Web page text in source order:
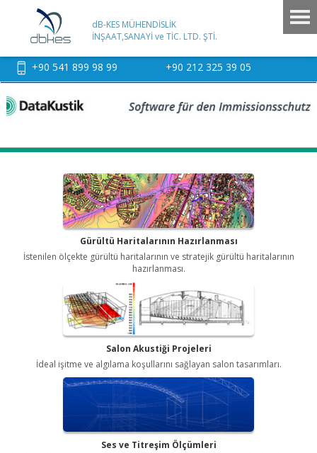
dB-KES MÜHENDİSLİK
İNŞAAT,SANAYİ ve TİC. LTD. ŞTİ.
+90 541 899 98 99 +90 212 325 39 05
Gürültü Haritalarının Hazırlanması
İstenilen ölçekte gürültü haritalarının ve stratejik gürültü haritalarının
hazırlanması.
Salon Akustiği Projeleri
İdeal işitme ve algılama koşullarını sağlayan salon tasarımları.
Ses ve Titreşim Ölçümleri